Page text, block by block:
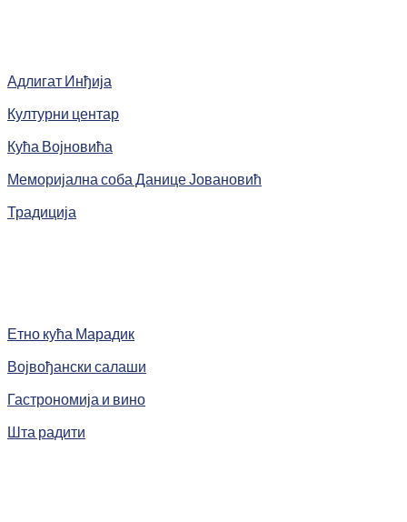
Адлигат Инђија
Културни центар
Кућа Војновића
Меморијална соба Данице Јовановић
Традиција
Етно кућа Марадик
Војвођански салаши
Гастрономија и вино
Шта радити